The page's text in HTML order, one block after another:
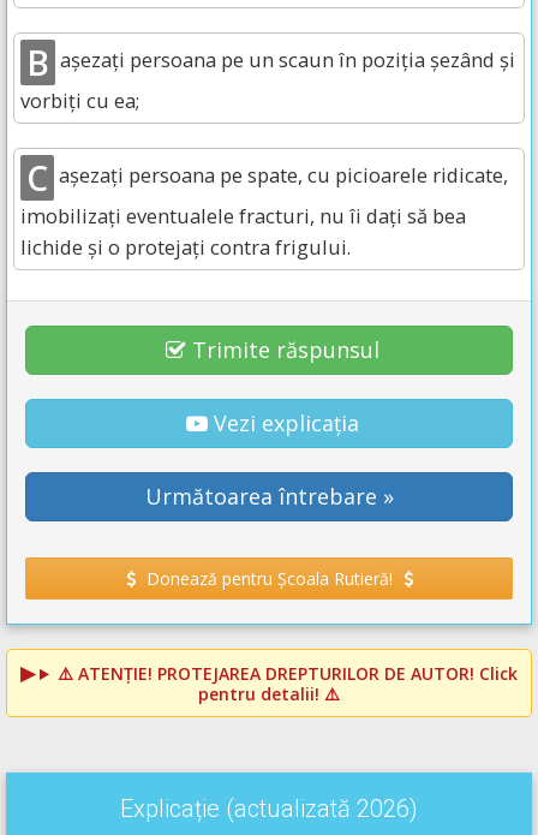
B așezați persoana pe un scaun în poziția șezând și
vorbiți cu ea;
C așezați persoana pe spate, cu picioarele ridicate,
imobilizați eventualele fracturi, nu îi dați să bea
lichide și o protejați contra frigului.
Trimite răspunsul
Vezi explicația
Următoarea întrebare »
Donează pentru Școala Rutieră!
⚠️ ATENȚIE! PROTEJAREA DREPTURILOR DE AUTOR! Click
pentru detalii! ⚠️
Explicație (actualizată 2026)